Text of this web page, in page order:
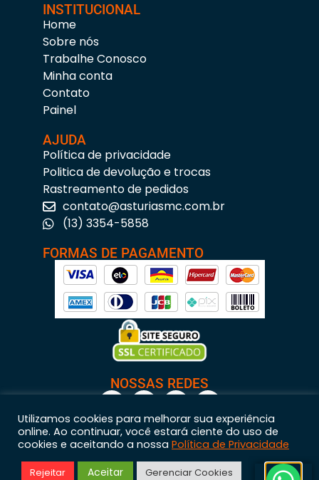
INSTITUCIONAL
Home
Sobre nós
Trabalhe Conosco
Minha conta
Contato
Painel
AJUDA
Política de privacidade
Politica de devolução e trocas
Rastreamento de pedidos
contato@asturiasmc.com.br
(13) 3354-5858
FORMAS DE PAGAMENTO
NOSSAS REDES
Astúrias Materiais para Construção © 2023 – Todos os direitos reservados. | CNPJ:
Utilizamos cookies para melhorar sua experiência
online. Ao continuar, você estará ciente do uso de
cookies e aceitando a nossa Política de Privacidade
Rejeitar Aceitar Gerenciar Cookies